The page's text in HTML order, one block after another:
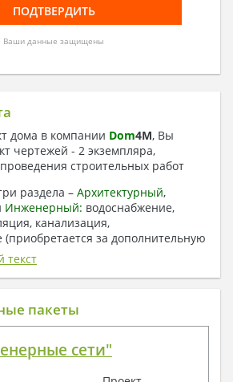
Ваши данные защищены
дома в компании Dom4M, Вы
чертежей - 2 экземпляра,
строительных работ
раздела – Архитектурный,
Инженерный: водоснабжение,
канализация,
(приобретается за дополнительную
записка.
раздел:
по проекту
маркировочные планы с
текст
пакеты
сети"